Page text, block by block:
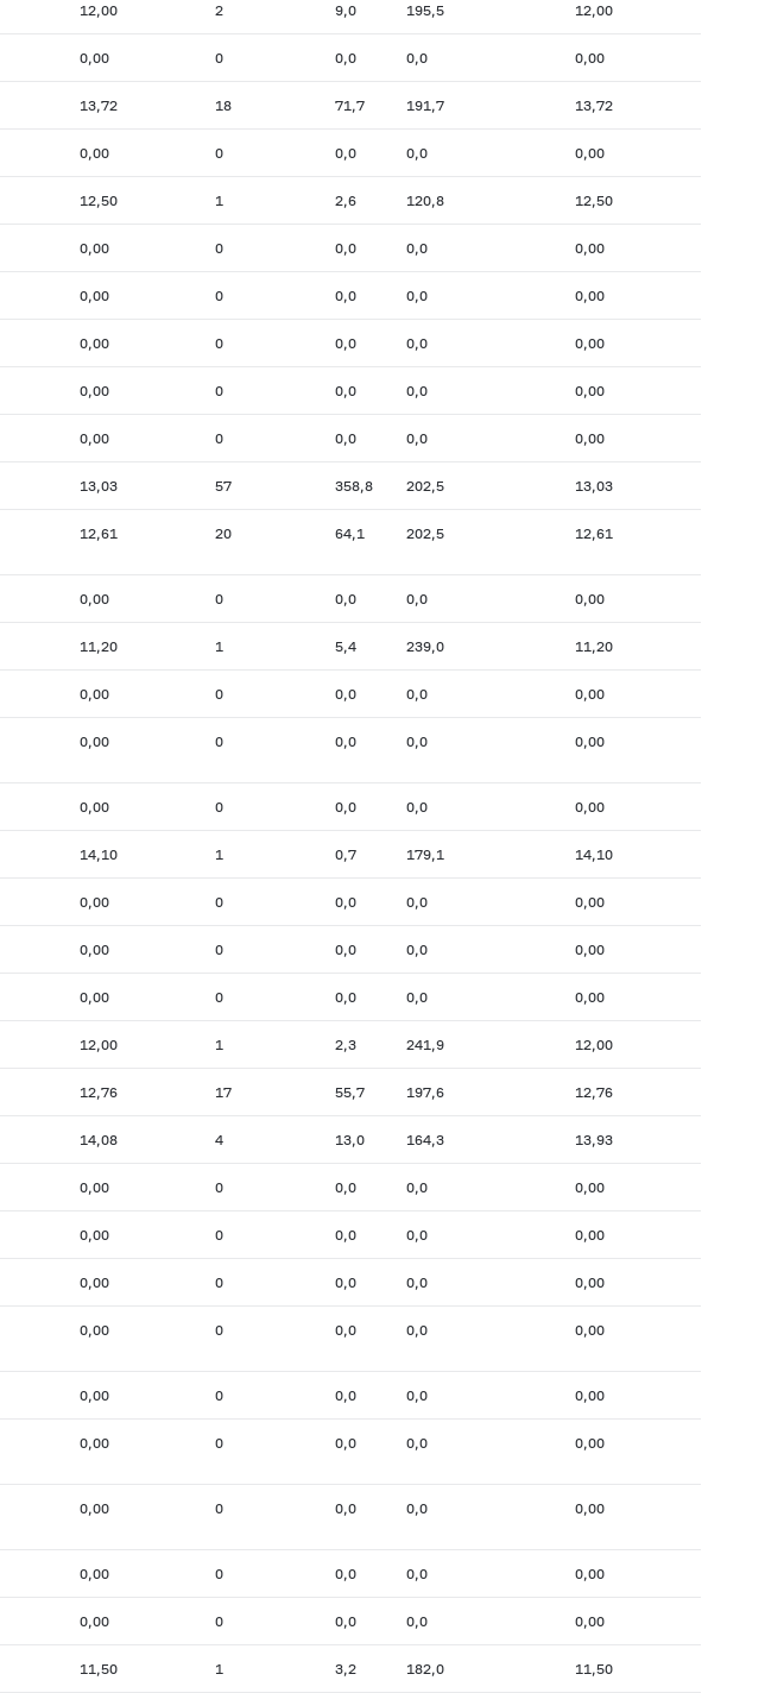
12,00 2 9,0 195,5 12,00
0,00 0 0,0 0,0 0,00
13,72 18 71,7 191,7 13,72
0,00 0 0,0 0,0 0,00
12,50 1 2,6 120,8 12,50
0,00 0 0,0 0,0 0,00
0,00 0 0,0 0,0 0,00
0,00 0 0,0 0,0 0,00
0,00 0 0,0 0,0 0,00
0,00 0 0,0 0,0 0,00
13,03 57 358,8 202,5 13,03
12,61 20 64,1 202,5 12,61
0,00 0 0,0 0,0 0,00
11,20 1 5,4 239,0 11,20
0,00 0 0,0 0,0 0,00
0,00 0 0,0 0,0 0,00
0,00 0 0,0 0,0 0,00
14,10 1 0,7 179,1 14,10
0,00 0 0,0 0,0 0,00
0,00 0 0,0 0,0 0,00
0,00 0 0,0 0,0 0,00
12,00 1 2,3 241,9 12,00
12,76 17 55,7 197,6 12,76
14,08 4 13,0 164,3 13,93
0,00 0 0,0 0,0 0,00
0,00 0 0,0 0,0 0,00
0,00 0 0,0 0,0 0,00
0,00 0 0,0 0,0 0,00
0,00 0 0,0 0,0 0,00
0,00 0 0,0 0,0 0,00
0,00 0 0,0 0,0 0,00
0,00 0 0,0 0,0 0,00
0,00 0 0,0 0,0 0,00
11,50 1 3,2 182,0 11,50